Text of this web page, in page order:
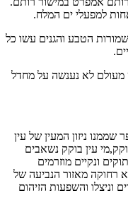
למפעלי ים המלח.
הטבע והגנים עשו כל
מעולם לא נענשה על מחדל
שממנו ניזון המעין של עין
עין בוקק נשאבים
ונקיים מוזרמים
רחוקה מאזור הנביעה של
וניצלו והשפעות הזיהום